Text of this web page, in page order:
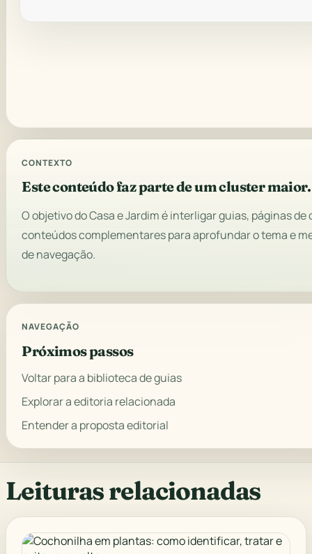
CONTEXTO
Este conteúdo faz parte de um cluster maior.
O objetivo do Casa e Jardim é interligar guias, páginas de
conteúdos complementares para aprofundar o tema e
de navegação.
NAVEGAÇÃO
Próximos passos
Voltar para a biblioteca de guias
Explorar a editoria relacionada
Entender a proposta editorial
Leituras relacionadas